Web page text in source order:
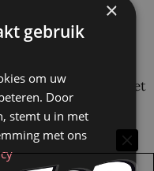
aan de
Ik zit
jaar van mijn
(erg cliché, ik weet
met alle plezier in
het recht voor mij
maakt is erover
×
gebruik
om uw
Door
stemt u in met
met ons